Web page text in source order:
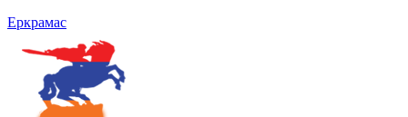
Еркрамас